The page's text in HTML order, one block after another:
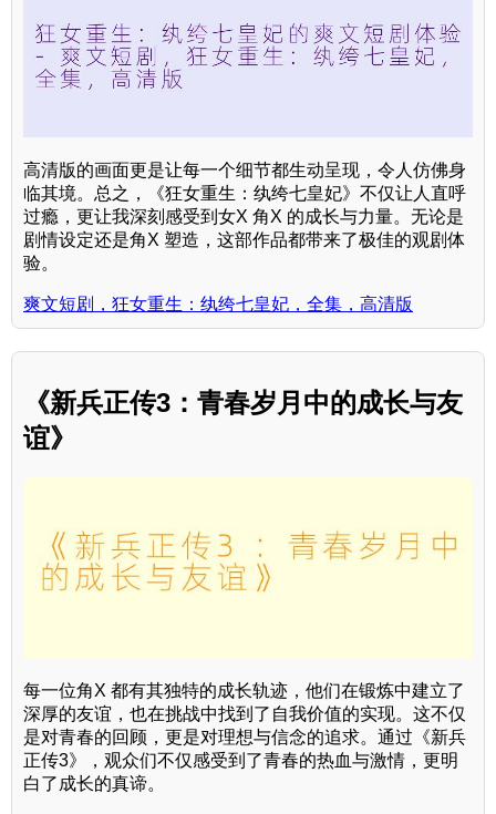
高清版的画面更是让每一个细节都生动呈现，令人仿佛身
临其境。总之，《狂女重生：纨绔七皇妃》不仅让人直呼
过瘾，更让我深刻感受到女X 角X 的成长与力量。无论是
剧情设定还是角X 塑造，这部作品都带来了极佳的观剧体
验。
爽文短剧，狂女重生：纨绔七皇妃，全集，高清版
《新兵正传3：青春岁月中的成长与友
谊》
每一位角X 都有其独特的成长轨迹，他们在锻炼中建立了
深厚的友谊，也在挑战中找到了自我价值的实现。这不仅
是对青春的回顾，更是对理想与信念的追求。通过《新兵
正传3》，观众们不仅感受到了青春的热血与激情，更明
白了成长的真谛。